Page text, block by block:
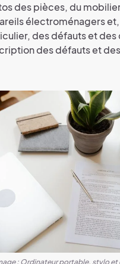
des pièces, du
électroménagers
des défauts et des
des défauts et
: Ordinateur portable, stylo